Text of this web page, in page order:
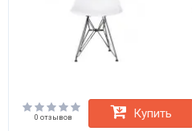
0 отзывов Купить